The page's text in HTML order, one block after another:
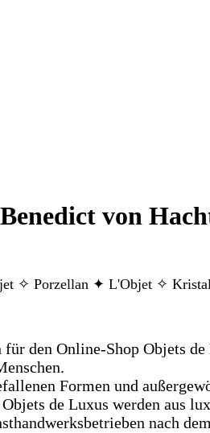
von
✧ Porzellan ✦ L'Objet ✧
den Online-Shop Objets
Formen und
de Luxus werden aus
nach